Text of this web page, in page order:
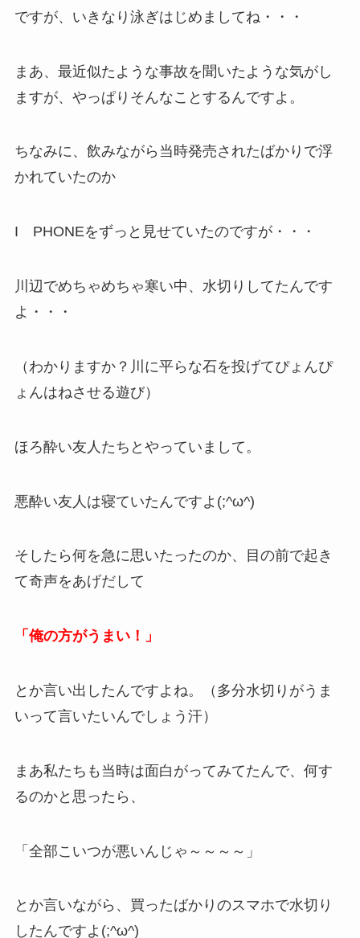
ですが、いきなり泳ぎはじめましてね・・・
まあ、最近似たような事故を聞いたような気がし
ますが、やっぱりそんなことするんですよ。
ちなみに、飲みながら当時発売されたばかりで浮
かれていたのか
I PHONEをずっと見せていたのですが・・・
川辺でめちゃめちゃ寒い中、水切りしてたんです
よ・・・
（わかりますか？川に平らな石を投げてぴょんぴ
ょんはねさせる遊び）
ほろ酔い友人たちとやっていまして。
悪酔い友人は寝ていたんですよ(;^ω^)
そしたら何を急に思いたったのか、目の前で起き
て奇声をあげだして
「俺の方がうまい！」
とか言い出したんですよね。（多分水切りがうま
いって言いたいんでしょう汗）
まあ私たちも当時は面白がってみてたんで、何す
るのかと思ったら、
「全部こいつが悪いんじゃ～～～～」
とか言いながら、買ったばかりのスマホで水切り
したんですよ(;^ω^)